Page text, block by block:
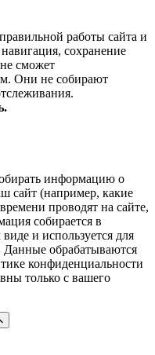
работы сайта и
сохранение
сможет
Они не собирают
информацию о
сайт (например, какие
проводят на сайте,
собирается в
и используется для
Данные обрабатываются
конфиденциальности
только с вашего